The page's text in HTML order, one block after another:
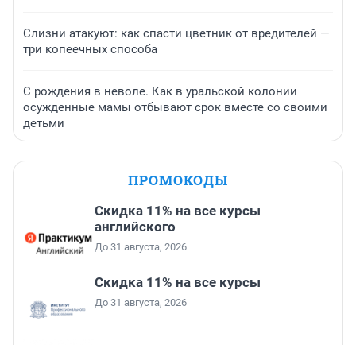
Слизни атакуют: как спасти цветник от вредителей —
три копеечных способа
С рождения в неволе. Как в уральской колонии
осужденные мамы отбывают срок вместе со своими
детьми
ПРОМОКОДЫ
Скидка 11% на все курсы
английского
До 31 августа, 2026
Скидка 11% на все курсы
До 31 августа, 2026